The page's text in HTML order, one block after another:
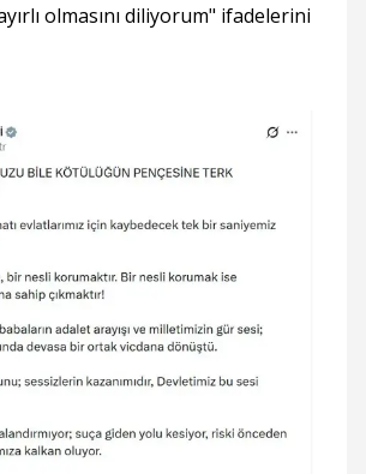
olmasını diliyorum" ifadelerini